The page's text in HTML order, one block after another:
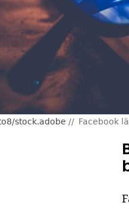
stock.adobe Facebook